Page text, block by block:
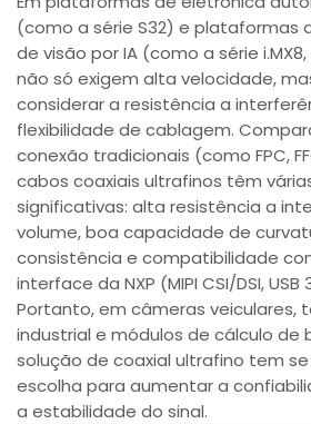
(como a série S32) e plataformas
de visão por IA (como a série
não só exigem alta velocidade,
considerar a resistência a
flexibilidade de cablagem.
conexão tradicionais (como FPC,
cabos coaxiais ultrafinos têm
significativas: alta resistência a
volume, boa capacidade de
consistência e compatibilidade
interface da NXP (MIPI CSI/DSI, USB
Portanto, em câmeras veiculares,
industrial e módulos de cálculo de
solução de coaxial ultrafino tem
escolha para aumentar a
a estabilidade do sinal.